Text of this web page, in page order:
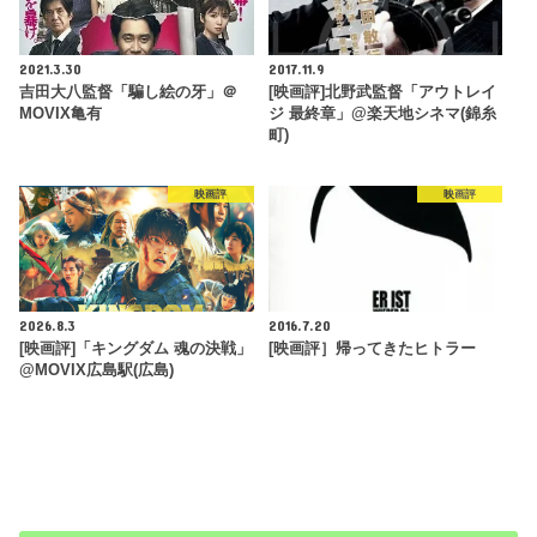
2021.3.30
吉田大八監督「騙し絵の牙」＠
MOVIX亀有
2017.11.9
[映画評]北野武監督「アウトレイ
ジ 最終章」@楽天地シネマ(錦糸
町)
映画評
2026.8.3
[映画評]「キングダム 魂の決戦」
@MOVIX広島駅(広島)
映画評
2016.7.20
[映画評］帰ってきたヒトラー